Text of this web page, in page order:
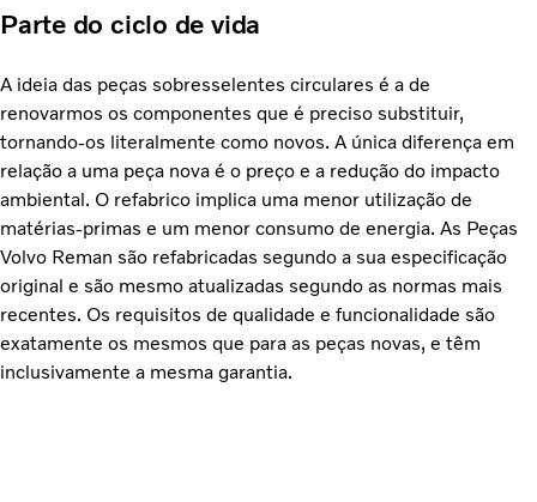
Parte do ciclo de vida
A ideia das peças sobresselentes circulares é a de
renovarmos os componentes que é preciso substituir,
tornando-os literalmente como novos. A única diferença em
relação a uma peça nova é o preço e a redução do impacto
ambiental. O refabrico implica uma menor utilização de
matérias-primas e um menor consumo de energia. As Peças
Volvo Reman são refabricadas segundo a sua especificação
original e são mesmo atualizadas segundo as normas mais
recentes. Os requisitos de qualidade e funcionalidade são
exatamente os mesmos que para as peças novas, e têm
inclusivamente a mesma garantia.